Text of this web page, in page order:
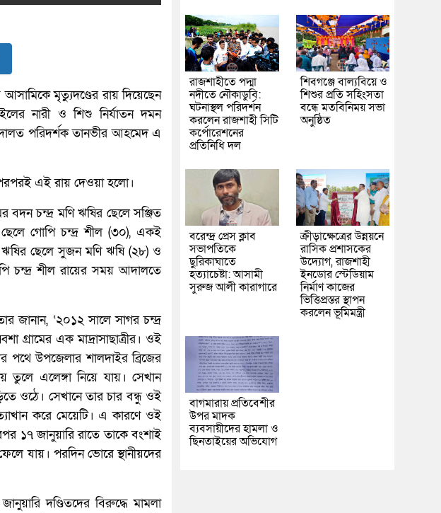
মৃত্যুদণ্ডের রায় দিয়েছেন
নারী ও শিশু নির্যাতন দমন
পরিদর্শক তানভীর আহমেদ এ
এই রায় দেওয়া হলো।
বদন চন্দ্র মণি ঋষির ছেলে সঞ্জিত
ছেলে গোপি চন্দ্র শীল (৩০), একই
ঋষির ছেলে সুজন মণি ঋষি (২৮) ও
চন্দ্র শীল রায়ের সময় আদালতে
জানান, ‘২০১২ সালে সাগর চন্দ্র
গ্রামের এক মাদ্রাসাছাত্রীর। ওই
পথে উপজেলার শালদাইর ব্রিজের
এলেঙ্গা নিয়ে যায়। সেখান
ওঠে। সেখানে তার চার বন্ধু ওই
করে মেয়েটি। এ কারণে ওই
১৭ জানুয়ারি রাতে তাকে বংশাই
যায়। পরদিন ভোরে স্থানীয়দের
দণ্ডিতদের বিরুদ্ধে মামলা
রাজশাহীতে পদ্মা
নদীতে নৌকাডুবি:
ঘটনাস্থল পরিদর্শন
করলেন রাজশাহী সিটি
কর্পোরেশনের
প্রতিনিধি দল
শিবগঞ্জে বাল্যবিয়ে ও
শিশুর প্রতি সহিংসতা
বন্ধে মতবিনিময় সভা
অনুষ্ঠিত
বরেন্দ্র প্রেস ক্লাব
সভাপতিকে
ছুরিকাঘাতে
হত্যাচেষ্টা: আসামী
সুরুজ আলী কারাগারে
ক্রীড়াক্ষেত্রের উন্নয়নে
রাসিক প্রশাসকের
উদ্যোগ, রাজশাহী
ইনডোর স্টেডিয়াম
নির্মাণ কাজের
ভিত্তিপ্রস্তর স্থাপন
করলেন ভূমিমন্ত্রী
বাগমারায় প্রতিবেশীর
উপর মাদক
ব্যবসায়ীদের হামলা ও
ছিনতাইয়ের অভিযোগ